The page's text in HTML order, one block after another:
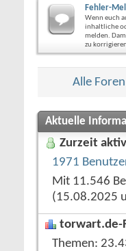
Fehler-
Wenn euch
inhaltliche
melden.
zu
Alle
Aktuelle
Zurzeit
1971
Mit 11.546
(15.08.2025
torwart.de-
Themen